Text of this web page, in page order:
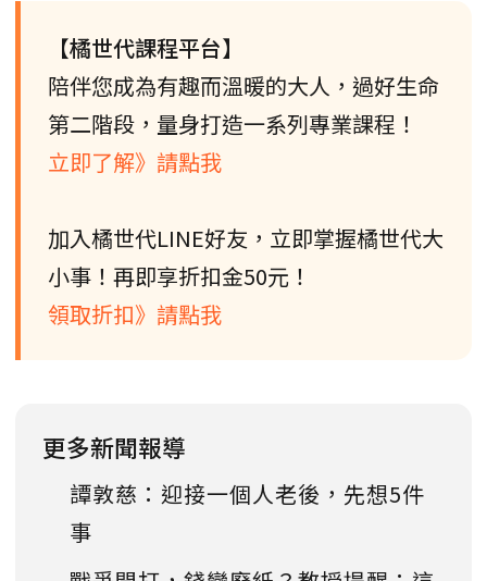
【橘世代課程平台】
陪伴您成為有趣而溫暖的大人，過好生命
第二階段，量身打造一系列專業課程！
立即了解》請點我
加入橘世代LINE好友，立即掌握橘世代大
小事！再即享折扣金50元！
領取折扣》請點我
更多新聞報導
譚敦慈：迎接一個人老後，先想5件
事